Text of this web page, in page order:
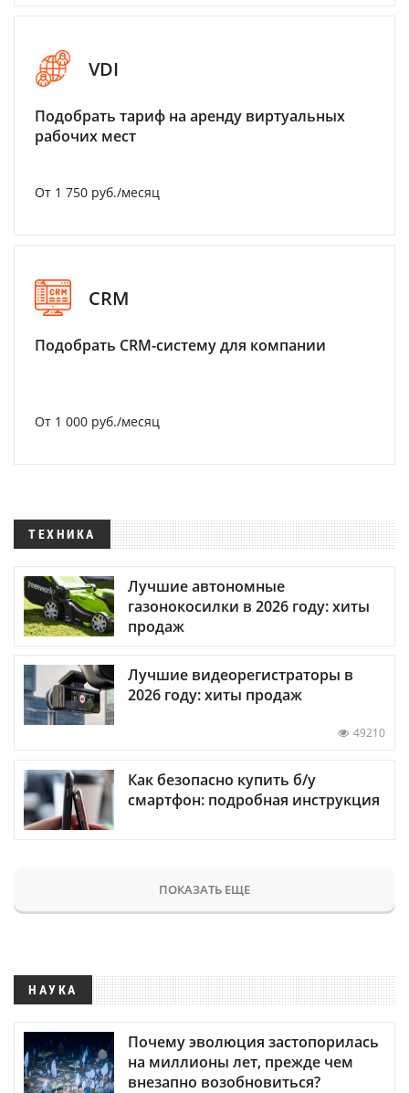
VDI
Подобрать тариф на аренду виртуальных
рабочих мест
От 1 750 руб./месяц
CRM
Подобрать CRM-систему для компании
От 1 000 руб./месяц
ТЕХНИКА
Лучшие автономные
газонокосилки в 2026 году: хиты
продаж
Лучшие видеорегистраторы в
2026 году: хиты продаж
49210
Как безопасно купить б/у
смартфон: подробная инструкция
ПОКАЗАТЬ ЕЩЕ
НАУКА
Почему эволюция застопорилась
на миллионы лет, прежде чем
внезапно возобновиться?